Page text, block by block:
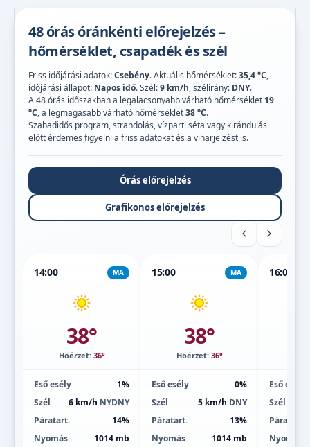
48 órás óránkénti előrejelzés –
hőmérséklet, csapadék és szél
Friss időjárási adatok:Csebény. Aktuális hőmérséklet:35,4 °C,
időjárási állapot: Napos idő. Szél:9 km/h, szélirány: DNY.
A 48 órás időszakban a legalacsonyabb várható hőmérséklet 19
°C, a legmagasabb várható hőmérséklet38 °C.
Szabadidős program, strandolás, vízparti séta vagy kirándulás
előtt érdemes figyelni a friss adatokat és a viharjelzést is.
Órás előrejelzés
Grafikonos előrejelzés
14:00 MA
38°
Hőérzet: 36°
Eső esély
1%
Szél
6 km/h NYDNY
Páratart.
14%
Nyomás
1014 mb
15:00 MA
38°
Hőérzet: 36°
Eső esély
0%
Szél
5 km/h DNY
Páratart.
13%
Nyomás
1014 mb
16:00
Eső esély
Szél
Páratart.
Nyomás